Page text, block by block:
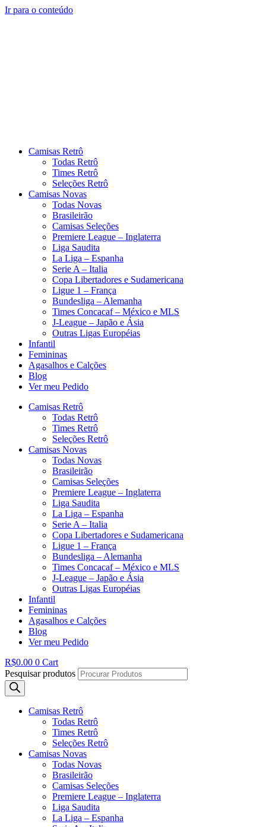
Ir para o conteúdo
Camisas Retrô
Todas Retrô
Times Retrô
Seleções Retrô
Camisas Novas
Todas Novas
Brasileirão
Camisas Seleções
Premiere League – Inglaterra
Liga Saudita
La Liga – Espanha
Serie A – Italia
Copa Libertadores e Sudamericana
Ligue 1 – França
Bundesliga – Alemanha
Times Concacaf – México e MLS
J-League – Japão e Ásia
Outras Ligas Européias
Infantil
Femininas
Agasalhos e Calções
Blog
Ver meu Pedido
Camisas Retrô
Todas Retrô
Times Retrô
Seleções Retrô
Camisas Novas
Todas Novas
Brasileirão
Camisas Seleções
Premiere League – Inglaterra
Liga Saudita
La Liga – Espanha
Serie A – Italia
Copa Libertadores e Sudamericana
Ligue 1 – França
Bundesliga – Alemanha
Times Concacaf – México e MLS
J-League – Japão e Ásia
Outras Ligas Européias
Infantil
Femininas
Agasalhos e Calções
Blog
Ver meu Pedido
R$0.00 0 Cart
Pesquisar produtos
Camisas Retrô
Todas Retrô
Times Retrô
Seleções Retrô
Camisas Novas
Todas Novas
Brasileirão
Camisas Seleções
Premiere League – Inglaterra
Liga Saudita
La Liga – Espanha